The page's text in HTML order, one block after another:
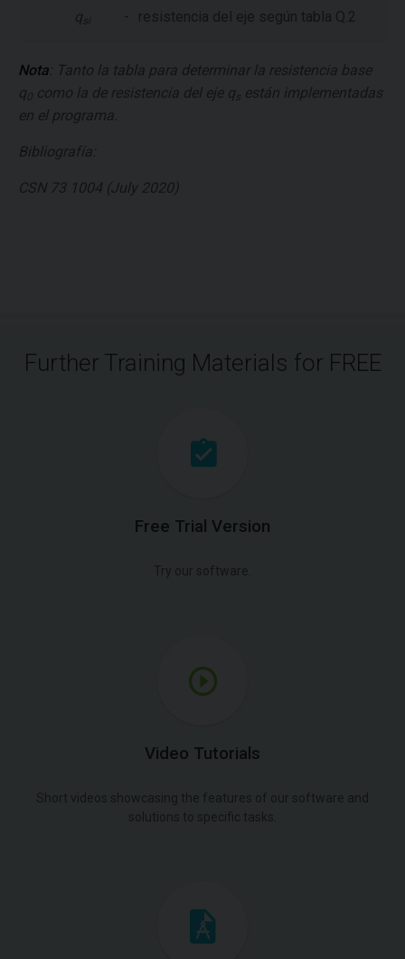
qsi - resistencia del eje según tabla Q.2
Nota: Tanto la tabla para determinar la resistencia base
q0 como la de resistencia del eje qs están implementadas
en el programa.
Bibliografía:
CSN 73 1004 (July 2020)
Further Training Materials for FREE
Free Trial Version
Try our software.
Video Tutorials
Short videos showcasing the features of our software and
solutions to specific tasks.